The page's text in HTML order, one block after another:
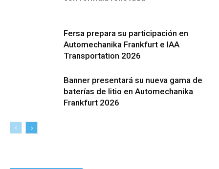
Fersa prepara su participación en
Automechanika Frankfurt e IAA
Transportation 2026
Banner presentará su nueva gama de
baterías de litio en Automechanika
Frankfurt 2026